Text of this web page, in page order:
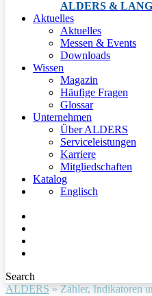
ALDERS &
Aktuelles
Aktuelles
Messen & Events
Downloads
Wissen
Magazin
Häufige Fragen
Glossar
Unternehmen
Über ALDERS
Serviceleistungen
Karriere
Mitgliedschaften
Katalog
Englisch
Search
ALDERS » Zähler, Indikatoren